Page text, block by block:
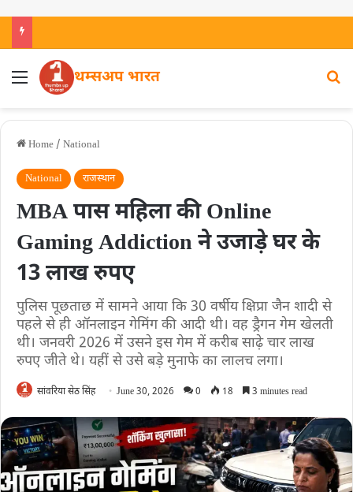
थम्सअप भारत
Home / National
National राजस्थान
MBA पास महिला की Online
Gaming Addiction ने उजाड़े घर के
13 लाख रुपए
पुलिस पूछताछ में सामने आया कि 30 वर्षीय क्षिप्रा जैन शादी से
पहले से ही ऑनलाइन गेमिंग की आदी थी। वह ड्रैगन गेम खेलती
थी। जनवरी 2026 में उसने इस गेम में करीब साढ़े चार लाख
रुपए जीते थे। यहीं से उसे बड़े मुनाफे का लालच लगा।
सांवरिया सेठ सिंह June 30, 2026 0 18 3 minutes read